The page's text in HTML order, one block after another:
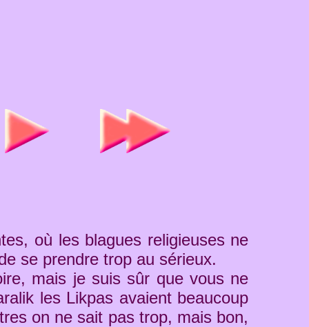
où les blagues religieuses ne
se prendre trop au sérieux.
mais je suis sûr que vous ne
les Likpas avaient beaucoup
on ne sait pas trop, mais bon,